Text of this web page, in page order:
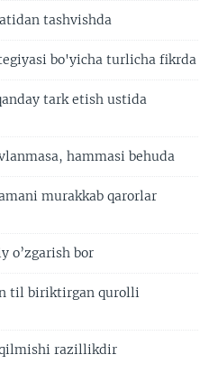
tashvishda
bo'yicha turlicha fikrda
tark etish ustida
hammasi behuda
murakkab qarorlar
o’zgarish bor
til biriktirgan qurolli
razillikdir